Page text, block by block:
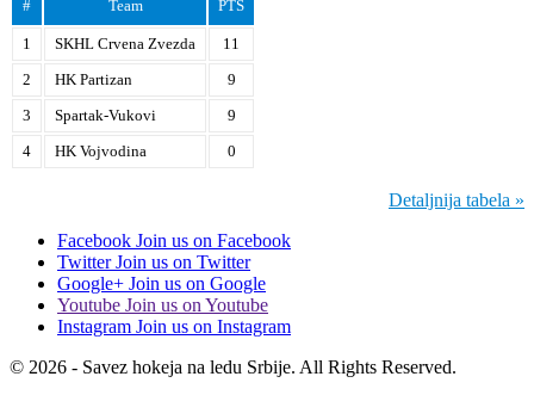
# Team PTS
1 SKHL Crvena Zvezda
11
2
HK Partizan
9
3
Spartak-Vukovi
9
4
HK Vojvodina 0
Detaljnija tabela »
Facebook Join us on Facebook
Twitter Join us on Twitter
Google+ Join us on Google
Youtube Join us on Youtube
Instagram Join us on Instagram
© 2026 - Savez hokeja na ledu Srbije. All Rights Reserved.